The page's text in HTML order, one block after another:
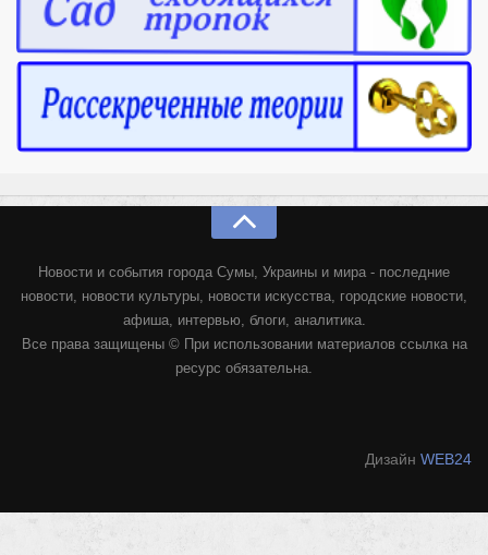
Новости и события города Сумы, Украины и мира - последние
новости, новости культуры, новости искусства, городские новости,
афиша, интервью, блоги, аналитика.
Все права защищены © При использовании материалов ссылка на
ресурс обязательна.
Дизайн WEB24